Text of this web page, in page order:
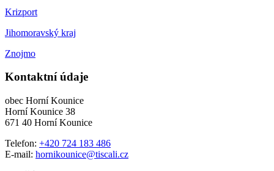
Krizport
Jihomoravský kraj
Znojmo
Kontaktní údaje
obec Horní Kounice
Horní Kounice 38
671 40 Horní Kounice
Telefon: +420 724 183 486
E-mail: hornikounice@tiscali.cz